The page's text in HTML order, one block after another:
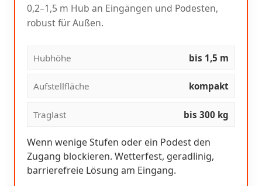
0,2–1,5 m Hub an Eingängen und Podesten,
robust für Außen.
Hubhöhe bis 1,5 m
Aufstellfläche kompakt
Traglast bis 300 kg
Wenn wenige Stufen oder ein Podest den
Zugang blockieren. Wetterfest, geradlinig,
barrierefreie Lösung am Eingang.